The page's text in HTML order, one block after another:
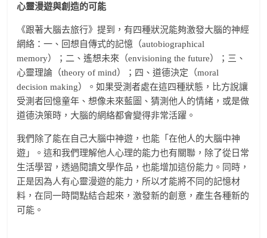
心靈漫遊與創造的可能
《跟著大腦去旅行》提到，有四種狀況能夠激發大腦的神經
網絡：一、回想自傳式的記憶（autobiographical
memory）；二、遙想未來（envisioning the future）；三、
心靈理論（theory of mind）；四、道德決定（moral
decision making）。如果受測者處在這四種狀態，比方說讓
受測者回憶童年、想像未來藍圖、猜測他人的情緒，或是做
道德決策時，大腦的網絡都會變得非常活躍。
我們除了能在自己大腦中神遊，也能「在他人的大腦中神
遊」。這和我們理解他人心理的能力也有關聯，除了從日常
生活學習，透過閱讀文學作品，也能增加這份能力。同時，
正是因為人有心靈漫遊的能力，所以才能將不同的記憶材
料，在同一時間點結合起來，激發新的創意，產生各種新的
可能。